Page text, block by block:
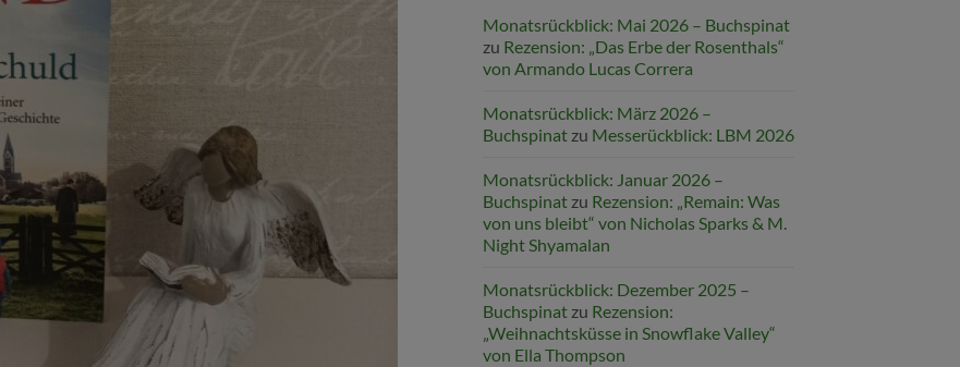
Monatsrückblick: Mai 2026 – Buchspinat
zu Rezension: „Das Erbe der Rosenthals“
von Armando Lucas Correra
Monatsrückblick: März 2026 –
Buchspinat zu Messerückblick: LBM 2026
Monatsrückblick: Januar 2026 –
Buchspinat zu Rezension: „Remain: Was
von uns bleibt“ von Nicholas Sparks & M.
Night Shyamalan
Monatsrückblick: Dezember 2025 –
Buchspinat zu Rezension:
„Weihnachtsküsse in Snowflake Valley“
von Ella Thompson